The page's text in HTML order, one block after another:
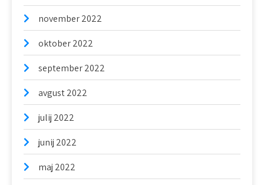
november 2022
oktober 2022
september 2022
avgust 2022
julij 2022
junij 2022
maj 2022